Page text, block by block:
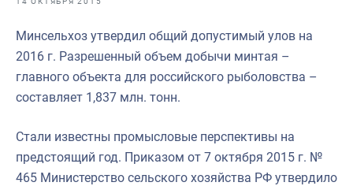
Выставки и конференции
Научно-практическая литература
Рыбоохрана России
Инфографика
Минсельхоз утвердил общий допустимый улов на
2016 г. Разрешенный объем добычи минтая –
главного объекта для российского рыболовства –
составляет 1,837 млн. тонн.
Стали известны промысловые перспективы на
предстоящий год. Приказом от 7 октября 2015 г. №
465 Министерство сельского хозяйства РФ утвердило